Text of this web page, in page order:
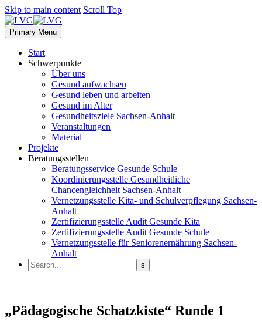
Skip to main content Scroll Top
Primary Menu
Start
Schwerpunkte
Über uns
Gesund aufwachsen
Gesund leben und arbeiten
Gesund im Alter
Gesundheitsziele Sachsen-Anhalt
Veranstaltungen
Material
Projekte
Beratungsstellen
Beratungsservice Gesunde Schule
Koordinierungsstelle Gesundheitliche
Chancengleichheit Sachsen-Anhalt
Vernetzungsstelle Kita- und Schulverpflegung Sachsen-
Anhalt
Zertifizierungsstelle Audit Gesunde Kita
Zertifizierungsstelle Audit Gesunde Schule
Vernetzungsstelle für Seniorenernährung Sachsen-
Anhalt
„Pädagogische Schatzkiste“ Runde 1